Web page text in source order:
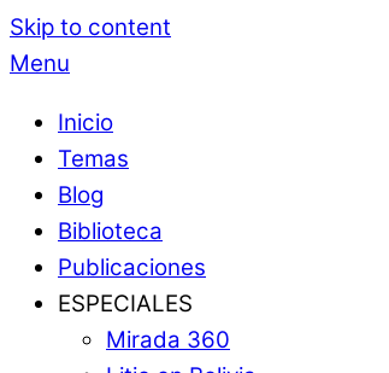
Skip to content
Menu
Inicio
Temas
Blog
Biblioteca
Publicaciones
ESPECIALES
Mirada 360